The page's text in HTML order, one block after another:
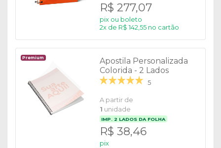
R$ 277,07
pix ou boleto
2x de R$ 142,55 no cartão
Premium
Apostila Personalizada
Colorida - 2 Lados
5
A partir de
1 unidade
IMP. 2 LADOS DA FOLHA
R$ 38,46
pix